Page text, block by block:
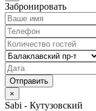
Забронировать
×
Sabi - Кутузовский